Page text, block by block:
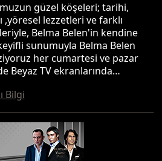
güzel köşeleri; tarihi,
,yöresel lezzetleri ve farklı
Belma Belen'in kendine
sunumuyla Belma Belen
her cumartesi ve pazar
Beyaz TV ekranlarında…
Bilgi